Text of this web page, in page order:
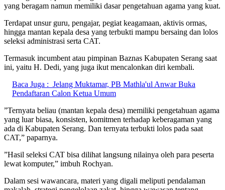
yang beragam namun memiliki dasar pengetahuan agama yang kuat.
‎Terdapat unsur guru, pengajar, pegiat keagamaan, aktivis ormas,
hingga mantan kepala desa yang terbukti mampu bersaing dan lolos
seleksi administrasi serta CAT.
Termasuk incumbent atau pimpinan Baznas Kabupaten Serang saat
ini, yaitu H. Dedi, yang juga ikut mencalonkan diri kembali.
Baca Juga : Jelang Muktamar, PB Mathla'ul Anwar Buka
Pendaftaran Calon Ketua Umum
‎”Ternyata beliau (mantan kepala desa) memiliki pengetahuan agama
yang luar biasa, konsisten, komitmen terhadap keberagaman yang
ada di Kabupaten Serang. Dan ternyata terbukti lolos pada saat
CAT,” paparnya.
‎”Hasil seleksi CAT bisa dilihat langsung nilainya oleh para peserta
lewat komputer,” imbuh Rochyan.
‎Dalam sesi wawancara, materi yang digali meliputi pendalaman